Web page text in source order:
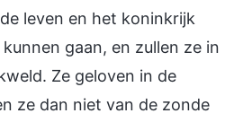
leven en het koninkrijk
gaan, en zullen ze in
Ze geloven in de
ze dan niet van de zonde